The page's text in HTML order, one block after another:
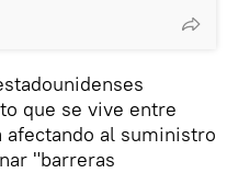
que se vive entre
afectando al suministro
"barreras